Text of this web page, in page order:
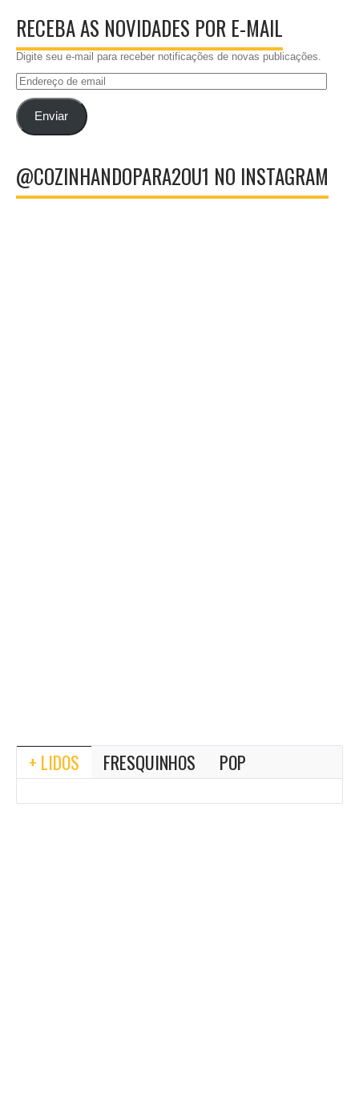
RECEBA AS NOVIDADES POR E-MAIL
Digite seu e-mail para receber notificações de novas publicações.
Endereço
emailEnviar
@COZINHANDOPARA2OU1 NO INSTAGRAM
+ LIDOS FRESQUINHOS POP